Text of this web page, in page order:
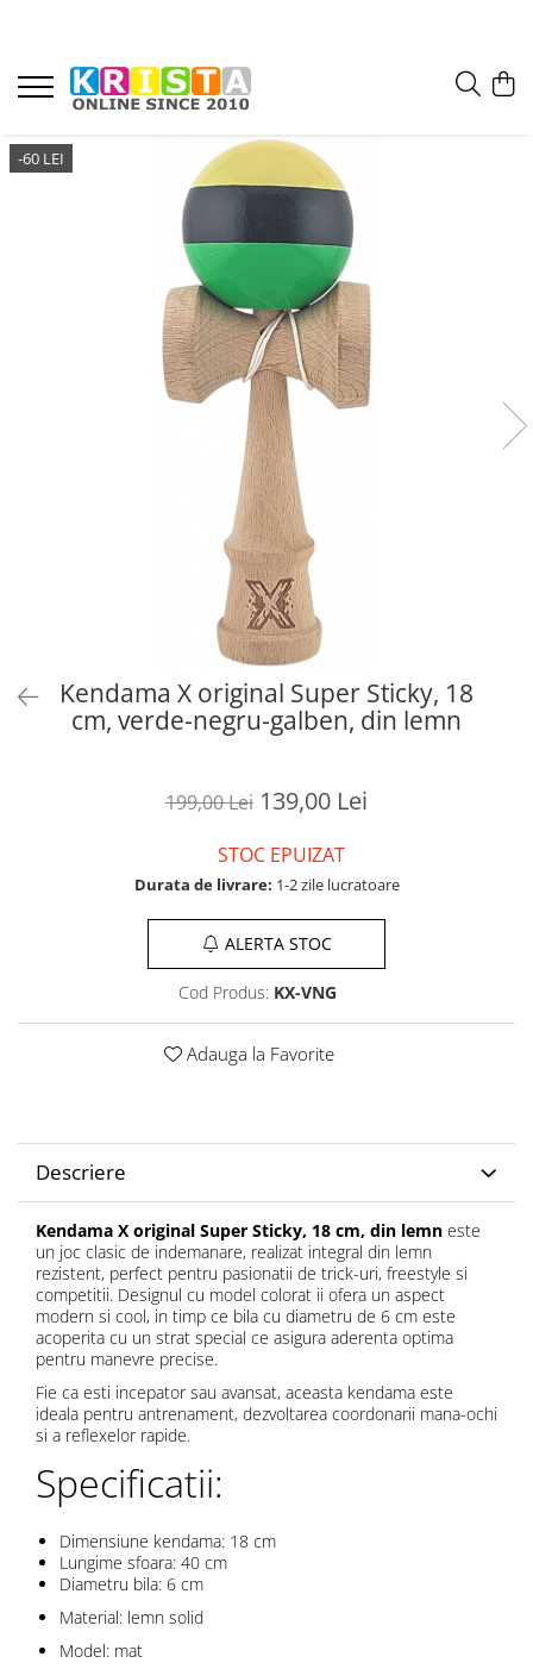
-60 LEI
Kendama X original Super Sticky, 18
cm, verde-negru-galben, din lemn
199,00 Lei 139,00 Lei
STOC EPUIZAT
Durata de livrare: 1-2 zile lucratoare
ALERTA STOC
Cod Produs: KX-VNG
Adauga la Favorite
Descriere
Kendama X original Super Sticky, 18 cm, din lemn este
un joc clasic de indemanare, realizat integral din lemn
rezistent, perfect pentru pasionatii de trick-uri, freestyle si
competitii. Designul cu model colorat ii ofera un aspect
modern si cool, in timp ce bila cu diametru de 6 cm este
acoperita cu un strat special ce asigura aderenta optima
pentru manevre precise.
Fie ca esti incepator sau avansat, aceasta kendama este
ideala pentru antrenament, dezvoltarea coordonarii mana-ochi
si a reflexelor rapide.
Specificatii:
Dimensiune kendama: 18 cm
Lungime sfoara: 40 cm
Diametru bila: 6 cm
Material: lemn solid
Model: mat